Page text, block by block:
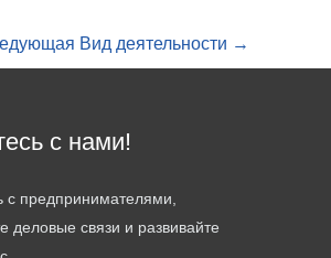
Вид деятельности →
с нами!
с предпринимателями,
деловые связи и развивайте